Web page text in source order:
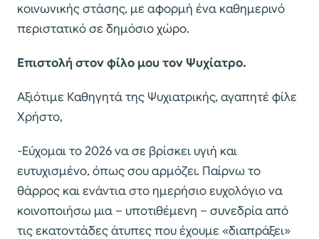
κοινωνικής στάσης, με αφορμή ένα καθημερινό
περιστατικό σε δημόσιο χώρο.
Επιστολή στον φίλο μου τον Ψυχίατρο.
Αξιότιμε Καθηγητά της Ψυχιατρικής, αγαπητέ φίλε
Χρήστο,
-Εύχομαι το 2026 να σε βρίσκει υγιή και
ευτυχισμένο, όπως σου αρμόζει. Παίρνω το
θάρρος και ενάντια στο ημερήσιο ευχολόγιο να
κοινοποιήσω μια – υποτιθέμενη – συνεδρία από
τις εκατοντάδες άτυπες που έχουμε «διαπράξει»